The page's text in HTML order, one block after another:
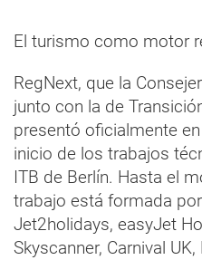
El turismo como motor
RegNext, que la
junto con la de
presentó oficialmente
inicio de los trabajos
ITB de Berlín. Hasta el
trabajo está formada
Jet2holidays, easyJet
Skyscanner, Carnival